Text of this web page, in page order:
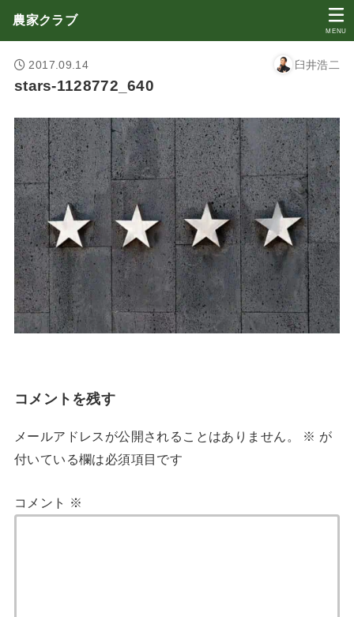
農家クラブ
MENU
2017.09.14 臼井浩二
stars-1128772_640
コメントを残す
メールアドレスが公開されることはありません。 ※ が
付いている欄は必須項目です
コメント ※